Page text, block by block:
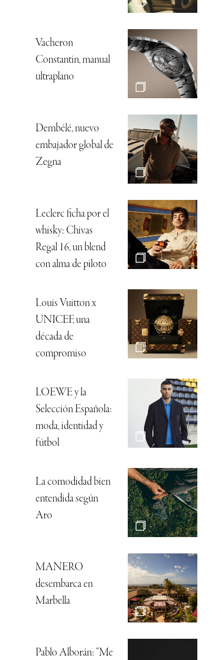
Vacheron
Constantin, manual
ultraplano
Dembélé, nuevo
embajador global de
Zegna
Leclerc ficha por el
whisky: Chivas
Regal 16, un blend
con alma de piloto
Louis Vuitton x
UNICEF, una
década de
compromiso
LOEWE y la
Selección Española:
moda, identidad y
fútbol
La comodidad bien
entendida según
Aro
MANERO
desembarca en
Marbella
Pablo Alborán: “Me